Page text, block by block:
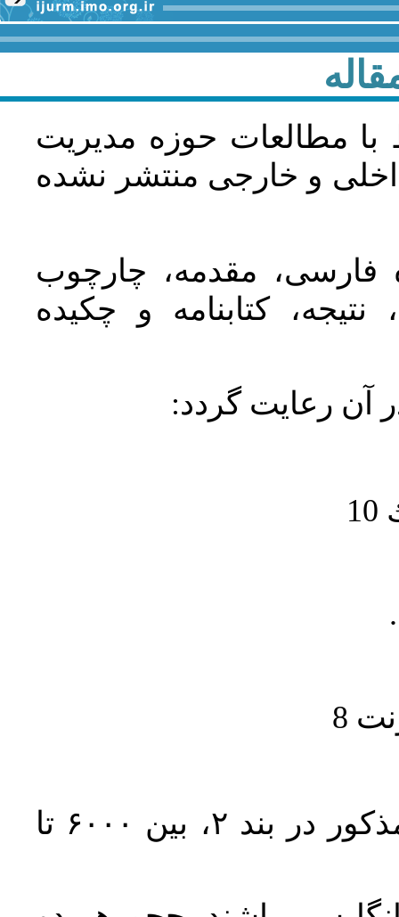
با مطالعات حوزه مديريت
و خارجی منتشر نشده
فارسی، مقدمه، چارچوب
کتابنامه و چکیده
آن رعايت گردد:
حجم کل مقاله با احتساب تمام بخش‌های مذکور در بند ۲، بین ۶۰۰۰ تا